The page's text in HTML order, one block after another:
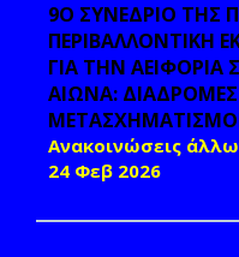
9Ο ΣΥΝΕΔΡΙΟ ΤΗΣ
ΠΕΡΙΒΑΛΛΟΝΤΙΚΗ
ΓΙΑ ΤΗΝ ΑΕΙΦΟΡΙΑ
ΑΙΩΝΑ: ΔΙΑΔΡΟΜΕΣ
Ανακοινώσεις
24 Φεβ 2026